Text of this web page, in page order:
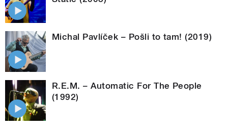
Michal Pavlíček – Pošli to tam! (2019)
R.E.M. – Automatic For The People
(1992)